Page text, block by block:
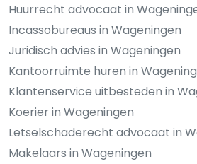
Huurrecht advocaat in
Incassobureaus in Wageningen
Juridisch advies in Wageningen
Kantoorruimte huren in
Klantenservice uitbesteden in
Koerier in Wageningen
Letselschaderecht advocaat in
Makelaars in Wageningen